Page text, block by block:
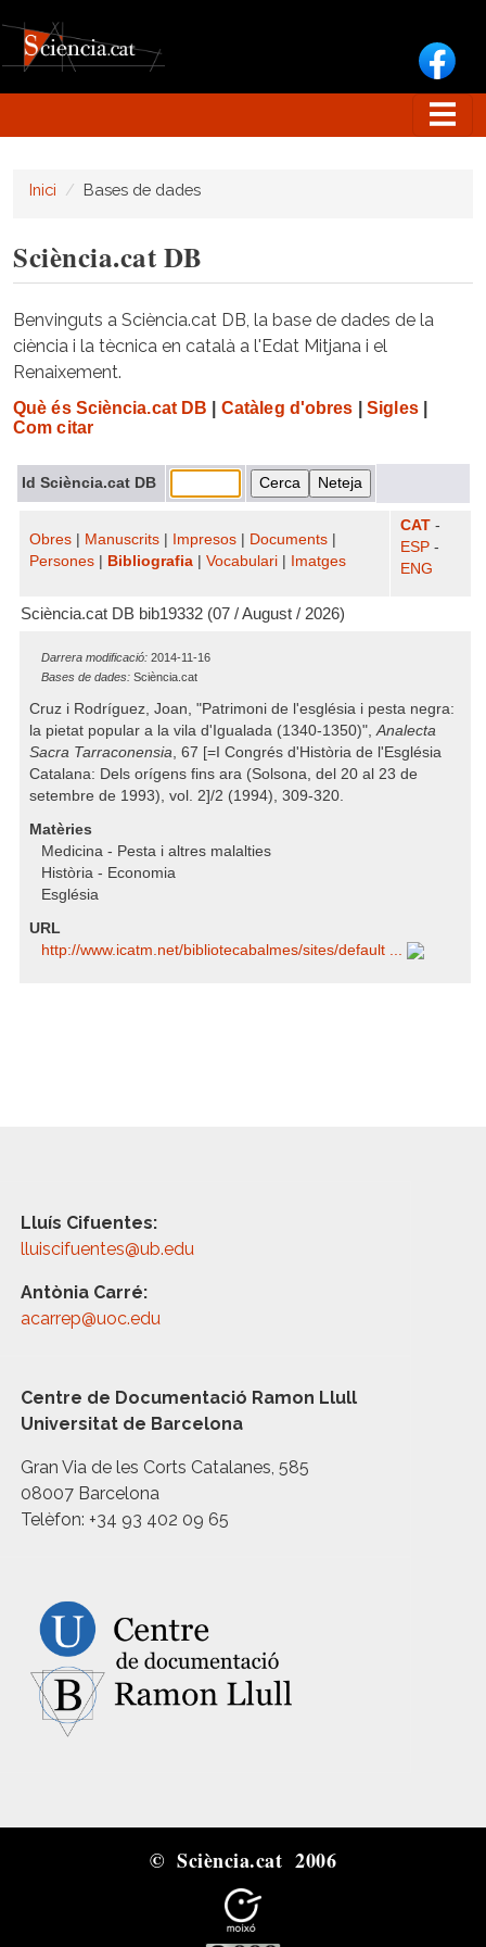
Inici Bases de dades
Sciència.cat DB
Benvinguts a Sciència.cat DB, la base de dades de la
ciència i la tècnica en català a l'Edat Mitjana i el
Renaixement.
Què és Sciència.cat DB Catàleg d'obres Sigles|
Com citar
Id Sciència.cat DB
Obres Manuscrits Impresos Documents
Persones
Bibliografia Vocabulari Imatges
CAT -
ESP -
ENG
Sciència.cat DB bib19332 (07 / August / 2026)
Darrera modificació: 2014-11-16
Bases de dades: Sciència.cat
Cruz i Rodríguez, Joan, "Patrimoni de l'església i pesta negra:
la pietat popular a la vila d'Igualada (1340-1350)",Analecta
Sacra Tarraconensia, 67 [=I Congrés d'Història de l'Església
Catalana: Dels orígens fins ara (Solsona, del 20 al 23 de
setembre de 1993), vol. 2]/2 (1994), 309-320.
Matèries
Medicina - Pesta i altres malalties
Història - Economia
Església
URL
http:/​/​www.icatm.net/​bibliotecabalmes/​sites/​default ...
Lluís Cifuentes:
lluiscifuentes@ub.edu
Antònia Carré:
acarrep@uoc.edu
Centre de Documentació Ramon Llull
Universitat de Barcelona
Gran Via de les Corts Catalanes, 585
08007 Barcelona
Telèfon: +34 93 402 09 65
© Sciència.cat 2006